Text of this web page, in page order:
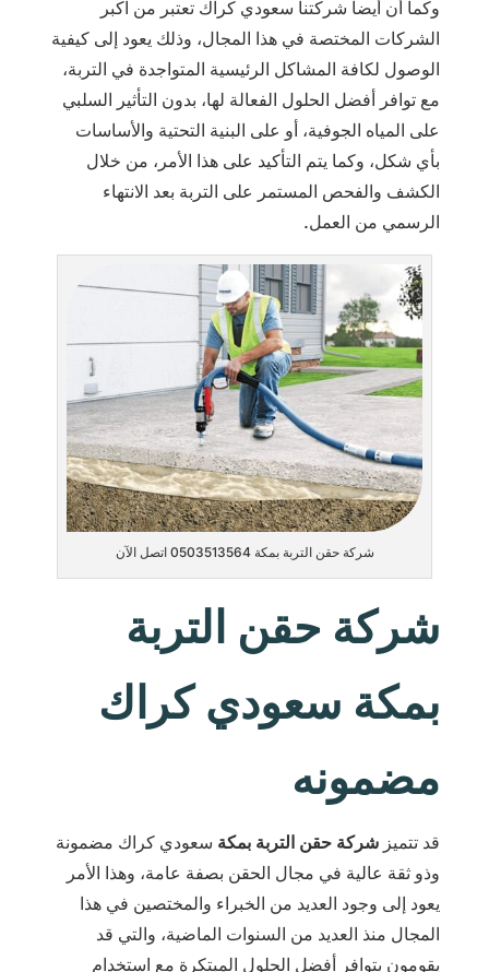
وكما أن أيضا شركتنا سعودي كراك تعتبر من اكبر
الشركات المختصة في هذا المجال، وذلك يعود إلى كيفية
الوصول لكافة المشاكل الرئيسية المتواجدة في التربة،
مع توافر أفضل الحلول الفعالة لها، بدون التأثير السلبي
على المياه الجوفية، أو على البنية التحتية والأساسات
بأي شكل، وكما يتم التأكيد على هذا الأمر، من خلال
الكشف والفحص المستمر على التربة بعد الانتهاء
الرسمي من العمل.
شركة حقن التربة بمكة 0503513564 اتصل الآن
شركة حقن التربة
بمكة سعودي كراك
مضمونه
قد تتميز شركة حقن التربة بمكة سعودي كراك مضمونة
وذو ثقة عالية في مجال الحقن بصفة عامة، وهذا الأمر
يعود إلى وجود العديد من الخبراء والمختصين في هذا
المجال منذ العديد من السنوات الماضية، والتي قد
يقومون بتوافر أفضل الحلول المبتكرة مع استخدام